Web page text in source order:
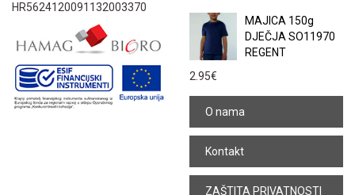
HR5624120091132003370
MAJICA 150g
DJEČJA SO11970
REGENT
2.95€
O nama
Kontakt
ZAŠTITA PRIVATNOSTI